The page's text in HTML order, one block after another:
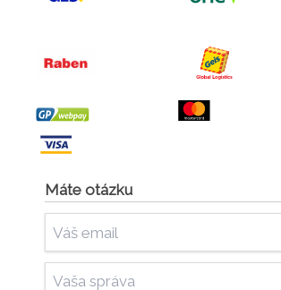
Máte otázku